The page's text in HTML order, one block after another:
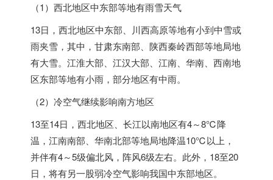
（1）西北地区中东部等地有雨雪天气
13日，西北地区中东部、川西高原等地有小到中雪或
雨夹雪，其中，甘肃东南部、陕西秦岭西部等地局地
有大雪。江淮大部、江汉大部、江南、华南、西南地
区东部等地有小雨，部分地区有中雨。
（2）冷空气继续影响南方地区
13至14日，西北地区、长江以南地区有4～8℃降
温，江南南部、华南北部等地局地降温10℃以上，
并伴有4～5级偏北风，阵风6级左右。此外，18至20
日，将有另一股弱冷空气影响我国中东部地区。